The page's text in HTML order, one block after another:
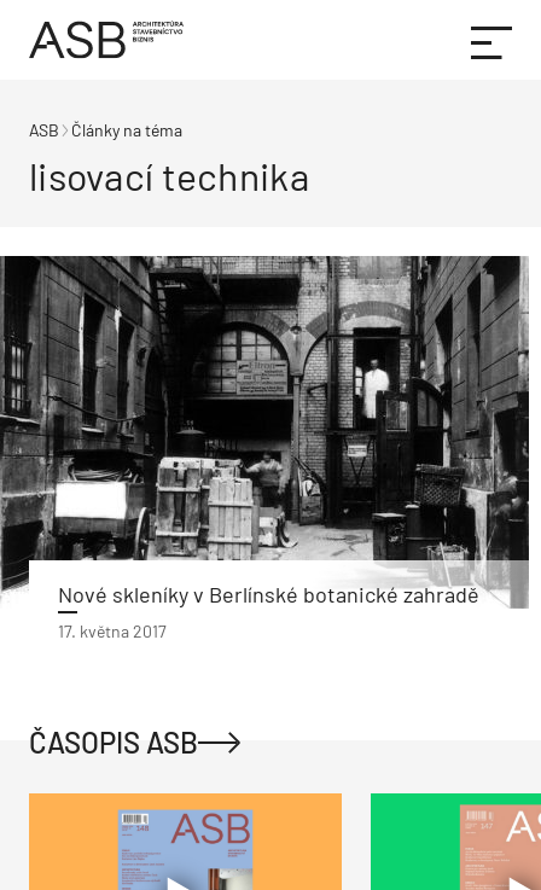
ASB Články na téma
lisovací technika
Nové skleníky v Berlínské botanické zahradě
17. května 2017
ČASOPIS ASB